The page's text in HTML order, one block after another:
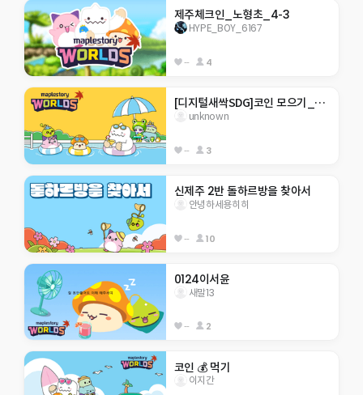
제주체크인_노형초_4-3
HYPE_BOY_6167
-- 4
[디지털새싹SDG]코인 모으기_행현초 5-2
unknown
-- 3
신제주 2반 돌하르방을 찾아서
안녕하세용히히
-- 10
0124이서윤
새말13
-- 2
코인 💰 먹기
이지간